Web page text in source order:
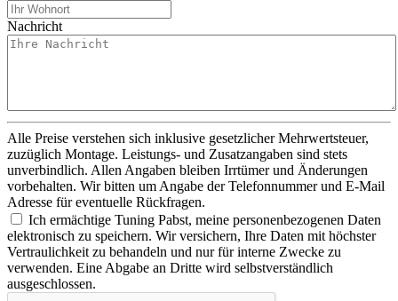
Nachricht
Alle Preise verstehen sich inklusive gesetzlicher Mehrwertsteuer,
zuzüglich Montage. Leistungs- und Zusatzangaben sind stets
unverbindlich. Allen Angaben bleiben Irrtümer und Änderungen
vorbehalten. Wir bitten um Angabe der Telefonnummer und E-Mail
Adresse für eventuelle Rückfragen.
Ich ermächtige Tuning Pabst, meine personenbezogenen Daten
elektronisch zu speichern. Wir versichern, Ihre Daten mit höchster
Vertraulichkeit zu behandeln und nur für interne Zwecke zu
verwenden. Eine Abgabe an Dritte wird selbstverständlich
ausgeschlossen.